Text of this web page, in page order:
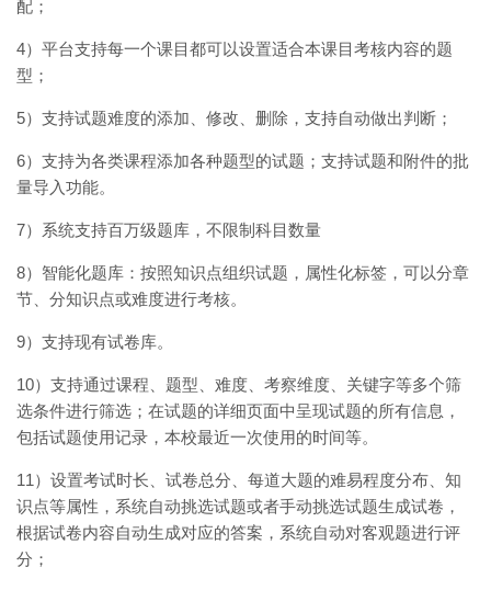
配；
4）平台支持每一个课目都可以设置适合本课目考核内容的题
型；
5）支持试题难度的添加、修改、删除，支持自动做出判断；
6）支持为各类课程添加各种题型的试题；支持试题和附件的批
量导入功能。
7）系统支持百万级题库，不限制科目数量
8）智能化题库：按照知识点组织试题，属性化标签，可以分章
节、分知识点或难度进行考核。
9）支持现有试卷库。
10）支持通过课程、题型、难度、考察维度、关键字等多个筛
选条件进行筛选；在试题的详细页面中呈现试题的所有信息，
包括试题使用记录，本校最近一次使用的时间等。
11）设置考试时长、试卷总分、每道大题的难易程度分布、知
识点等属性，系统自动挑选试题或者手动挑选试题生成试卷，
根据试卷内容自动生成对应的答案，系统自动对客观题进行评
分；